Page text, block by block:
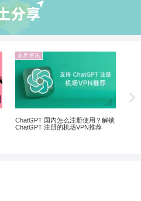
业界资讯
ChatGPT 国内怎么注册使用？解锁
ChatGPT 注册的机场VPN推荐